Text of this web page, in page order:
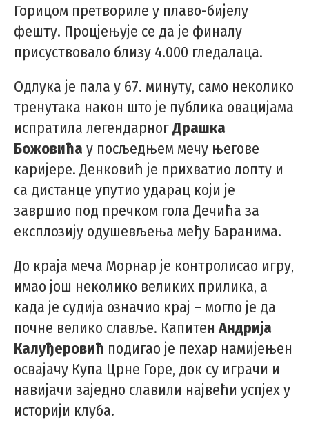
Горицом претвориле у плаво-бијелу
фешту. Процјењује се да је финалу
присуствовало близу 4.000 гледалаца.
Одлука је пала у 67. минуту, само неколико
тренутака након што је публика овацијама
испратила легендарногДрашка
Божовића у посљедњем мечу његове
каријере. Денковић је прихватио лопту и
са дистанце упутио ударац који је
завршио под пречком гола Дечића за
експлозију одушевљења међу Баранима.
До краја меча Морнар је контролисао игру,
имао још неколико великих прилика, а
када је судија означио крај – могло је да
почне велико славље. Капитен Андрија
Калуђеровић подигао је пехар намијењен
освајачу Купа Црне Горе, док су играчи и
навијачи заједно славили највећи успјех у
историји клуба.